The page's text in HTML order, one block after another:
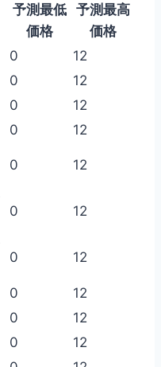
予測最低
価格
予測最高
価格
0
12
0
12
0
12
0
12
0 12
0 12
0 12
0
12
0
12
0
12